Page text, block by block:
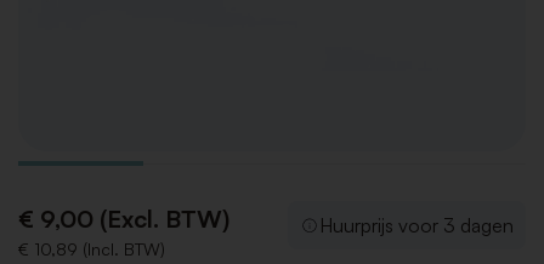
€ 9,00 (Excl. BTW)
€ 10,89 (Incl. BTW)
Huurprijs voor 3 dagen